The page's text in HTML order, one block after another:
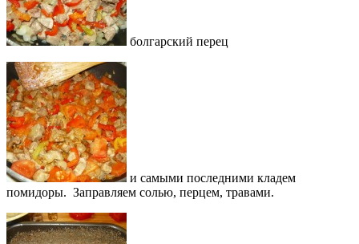
болгарский перец
и самыми последними кладем
помидоры. Заправляем солью, перцем, травами.